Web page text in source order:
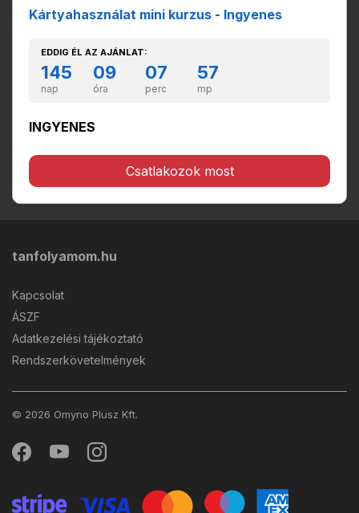
Kártyahasználat mini kurzus - Ingyenes
EDDIG ÉL AZ AJÁNLAT:
145 09 07 57
nap óra perc mp
INGYENES
Csatlakozok most
tanfolyamom.hu
Kapcsolat
ÁSZF
Adatkezelési tájékoztató
Rendszerkövetelmények
© 2026 Omyno Plusz Kft.